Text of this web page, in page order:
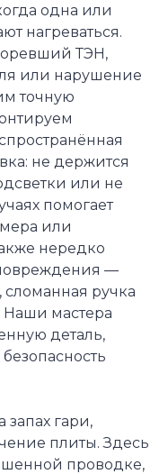
одна или
нагреваться.
ТЭН,
или нарушение
точную
не держится
или не
помогает
или
нередко
—
сломанная ручка
Наши мастера
деталь,
гари,
плиты. Здесь
проводке,